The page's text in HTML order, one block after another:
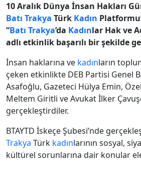
10 Aralık Dünya İnsan Hakları
Batı Trakya Türk Kadın
“Batı Trakya’da Kadınlar Hak ve
adlı etkinlik başarılı bir şekilde
İnsan haklarına ve kadınların
çeken etkinlikte DEB Partisi Genel
Asafoğlu, Gazeteci Hülya Emin,
Meltem Giritli ve Avukat İlker
gerçekleştirdiler.
BTAYTD İskeçe Şubesi’nde
Trakya Türk kadınlarının sosyal,
kültürel sorunlarına dair konular ele